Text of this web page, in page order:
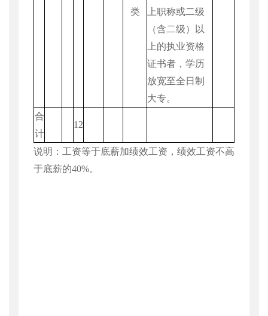
类
上职称或二级
（含二级）以
上的执业资格
证书者，学历
放宽至全日制
大专。
合
计
12
说明：工资等于底薪加绩效工资，绩效工资不高
于底薪的40%。